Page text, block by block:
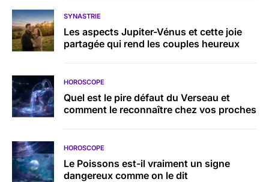
SYNASTRIE
Les aspects Jupiter-Vénus et cette joie
partagée qui rend les couples heureux
HOROSCOPE
Quel est le pire défaut du Verseau et
comment le reconnaître chez vos proches
HOROSCOPE
Le Poissons est-il vraiment un signe
dangereux comme on le dit